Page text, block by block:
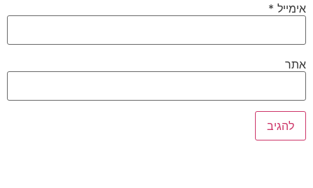
אימייל *
אתר